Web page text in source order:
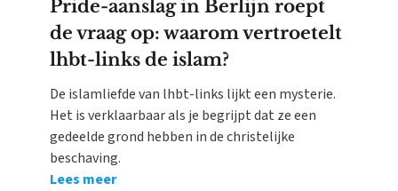
Pride-aanslag in Berlijn roept
de vraag op: waarom vertroetelt
lhbt-links de islam?
De islamliefde van lhbt-links lijkt een mysterie.
Het is verklaarbaar als je begrijpt dat ze een
gedeelde grond hebben in de christelijke
beschaving.
Lees meer